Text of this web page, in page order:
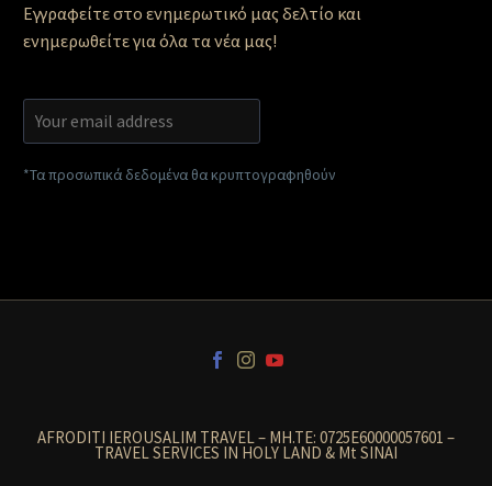
Εγγραφείτε στο ενημερωτικό μας δελτίο και
ενημερωθείτε για όλα τα νέα μας!
*Τα προσωπικά δεδομένα θα κρυπτογραφηθούν
AFRODITI IEROUSALIM TRAVEL – MH.TE: 0725E60000057601 –
TRAVEL SERVICES IN HOLY LAND & Mt SINAI